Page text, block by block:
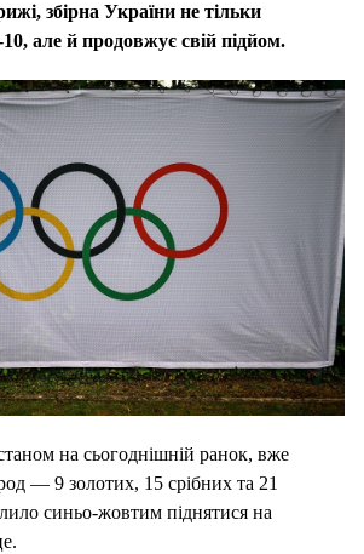
збірна України не тільки
але й продовжує свій підйом.
на сьогоднішній ранок, вже
— 9 золотих, 15 срібних та 21
синьо-жовтим піднятися на